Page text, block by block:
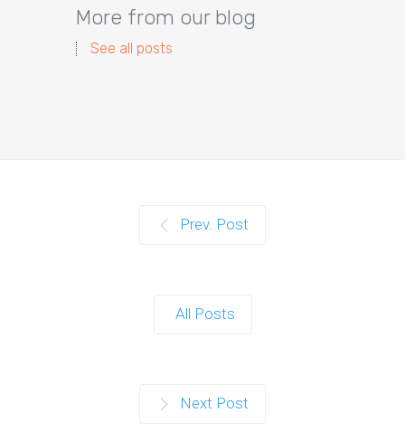
More from our blog
See all posts
Prev. Post
All Posts
Next Post